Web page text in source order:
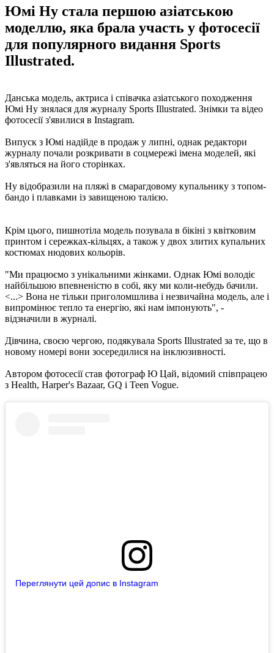
Юмі Ну стала першою азіатською
моделлю, яка брала участь у фотосесії
для популярного видання Sports
Illustrated.
Данська модель, актриса і співачка азіатського походження
Юмі Ну знялася для журналу Sports Illustrated. Знімки та відео
фотосесії з'явилися в Instagram.
Випуск з Юмі надійде в продаж у липні, однак редактори
журналу почали розкривати в соцмережі імена моделей, які
з'являться на його сторінках.
Ну відобразили на пляжі в смарагдовому купальнику з топом-
бандо і плавками із завищеною талією.
Крім цього, пишнотіла модель позувала в бікіні з квітковим
принтом і сережках-кільцях, а також у двох злитих купальних
костюмах нюдових кольорів.
"Ми працюємо з унікальними жінками. Однак Юмі володіє
найбільшою впевненістю в собі, яку ми коли-небудь бачили.
<...> Вона не тільки приголомшлива і незвичайна модель, але і
випромінює тепло та енергію, які нам імпонують", -
відзначили в журналі.
Дівчина, своєю чергою, подякувала Sports Illustrated за те, що в
новому номері вони зосередилися на інклюзивності.
Автором фотосесії став фотограф Ю Цай, відомий співпрацею
з Health, Harper's Bazaar, GQ і Teen Vogue.
Переглянути цей допис в Instagram